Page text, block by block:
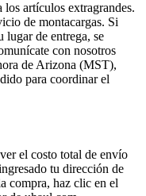
artículos extragrandes.
de montacargas. Si
lugar de entrega, se
con nosotros
de Arizona (MST),
para coordinar el
el costo total de envío
tu dirección de
compra, haz clic en el